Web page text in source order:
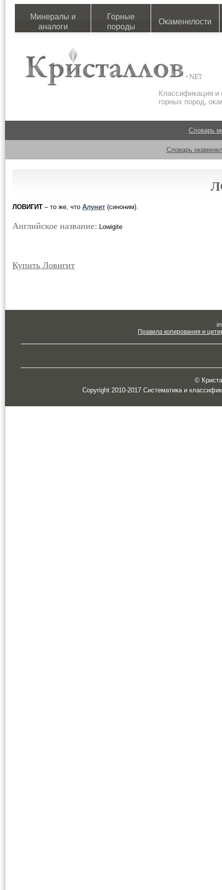
Минералы и
аналоги
Горные
породы
Окаменелости
Классификация и
горных пород,
Словарь
Словарь
ЛОВИГИТ – то же, что Алунит (синоним).
Английское название: Lowigite
Купить Ловигит
Правила копирования и
©
Copyright 2010-2017 Систематика и